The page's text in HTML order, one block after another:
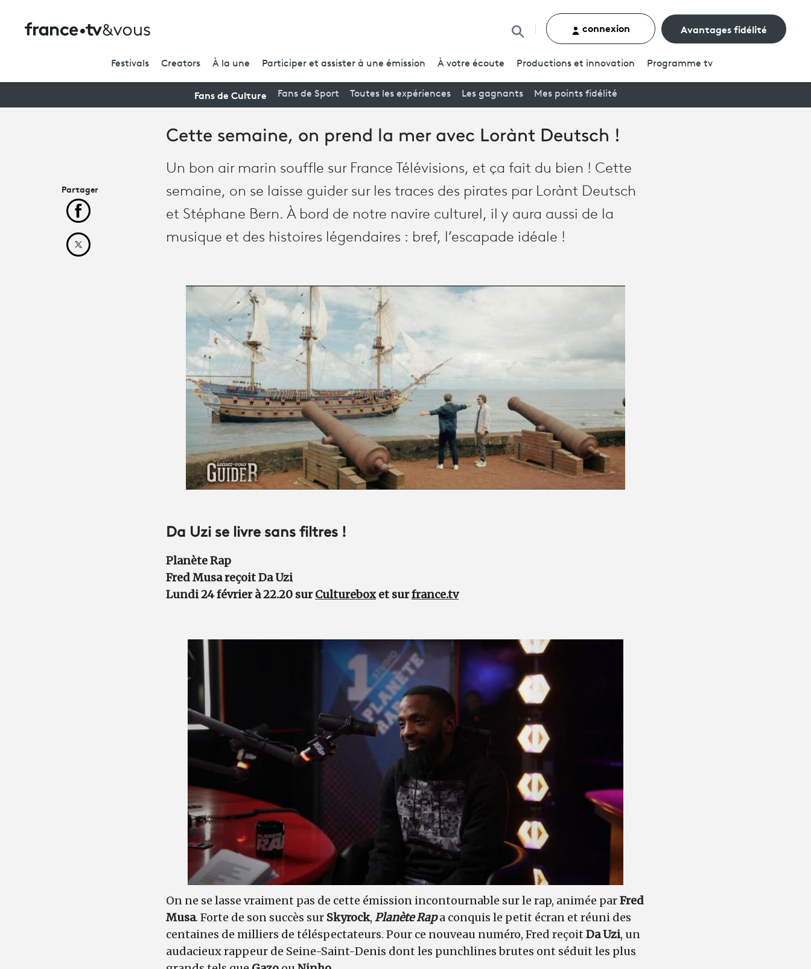
Rechercher un contenu
connexion Avantages fidélité
Festivals Creators À la une Participer et assister à une émission À votre écoute Productions et innovation Programme tv
Fans de Culture Fans de Sport Toutes les expériences Les gagnants Mes points fidélité
Cette semaine, on prend la mer avec Lorànt Deutsch !
Un bon air marin souffle sur France Télévisions, et ça fait du bien ! Cette
semaine, on se laisse guider sur les traces des pirates par Lorànt Deutsch
et Stéphane Bern. À bord de notre navire culturel, il y aura aussi de la
musique et des histoires légendaires : bref, l’escapade idéale !
Da Uzi se livre sans filtres !
Planète Rap
Fred Musa reçoit Da Uzi
Lundi 24 février à 22.20 surCultureboxet surfrance.tv
On ne se lasse vraiment pas de cette émission incontournable sur le rap, animée parFred
Musa. Forte de son succès sur Skyrock, Planète Rapa conquis le petit écran et réuni des
centaines de milliers de téléspectateurs. Pour ce nouveau numéro, Fred reçoit Da Uzi, un
audacieux rappeur de Seine-Saint-Denis dont les punchlines brutes ont séduit les plus
Partager
Partager cet article sur Facebook
Partager cet article sur X